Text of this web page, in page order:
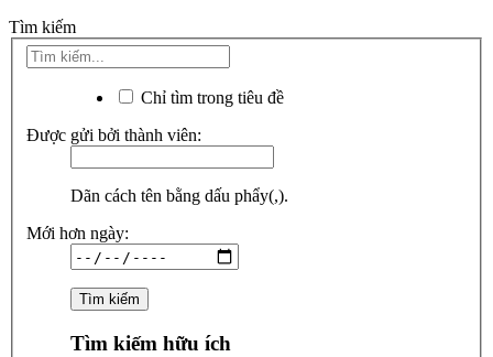
Tìm kiếm
Chỉ tìm trong tiêu đề
Được gửi bởi thành viên:
Dãn cách tên bằng dấu phẩy(,).
Mới hơn ngày:
Tìm kiếm hữu ích